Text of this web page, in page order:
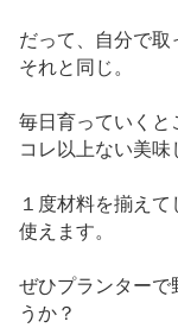
だって、自分で取
それと同じ。
毎日育っていくと
コレ以上ない美味
１度材料を揃え
使えます。
ぜひプランター
うか？